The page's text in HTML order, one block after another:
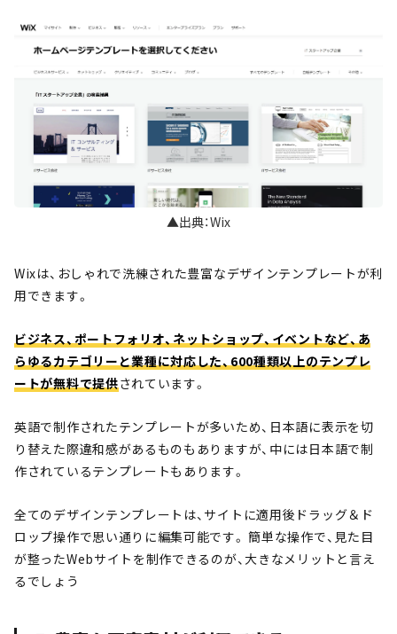
▲出典：Wix
Wixは、おしゃれで洗練された豊富なデザインテンプレートが利
用できます。
ビジネス、ポートフォリオ、ネットショップ、イベントなど、あ
らゆるカテゴリーと業種に対応した、600種類以上のテンプレ
ートが無料で提供されています。
英語で制作されたテンプレートが多いため、日本語に表示を切
り替えた際違和感があるものもありますが、中には日本語で制
作されているテンプレートもあります。
全てのデザインテンプレートは、サイトに適用後ドラッグ＆ド
ロップ操作で思い通りに編集可能です。 簡単な操作で、見た目
が整ったWebサイトを制作できるのが、大きなメリットと言え
るでしょう